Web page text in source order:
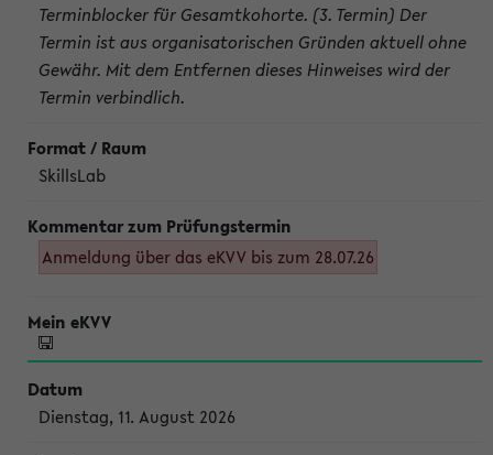
Terminblocker für Gesamtkohorte. (3. Termin) Der
Termin ist aus organisatorischen Gründen aktuell ohne
Gewähr. Mit dem Entfernen dieses Hinweises wird der
Termin verbindlich.
SkillsLab
Anmeldung über das eKVV bis zum 28.07.26
Dienstag, 11. August 2026